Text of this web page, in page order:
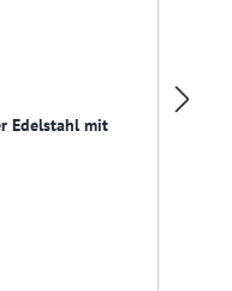
Edelstahl mit